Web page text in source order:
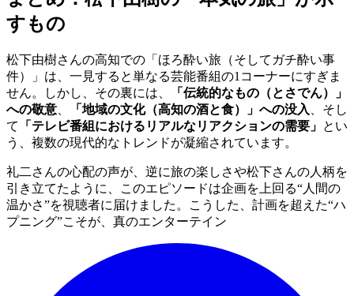
すもの
松下由樹さんの高知での「ほろ酔い旅（そしてガチ酔い事
件）」は、一見すると単なる芸能番組の1コーナーにすぎま
せん。しかし、その裏には、
「伝統的なもの（とさでん）」
への敬意
「地域の文化（高知の酒と食）」への没入
、そし
て
「テレビ番組におけるリアルなリアクションの需要」 とい
う、複数の現代的なトレンドが凝縮されています。
礼二さんの心配の声が、逆に旅の楽しさや松下さんの人柄を
引き立てたように、このエピソードは企画を上回る“人間の
温かさ”を視聴者に届けました。こうした、計画を超えた“ハ
プニング”こそが、真のエンターテイン